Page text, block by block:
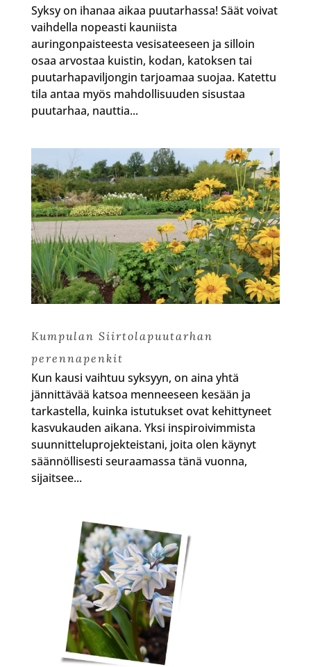
Syksy on ihanaa aikaa puutarhassa! Säät voivat
vaihdella nopeasti kauniista
auringonpaisteesta vesisateeseen ja silloin
osaa arvostaa kuistin, kodan, katoksen tai
puutarhapaviljongin tarjoamaa suojaa. Katettu
tila antaa myös mahdollisuuden sisustaa
puutarhaa, nauttia...
Kumpulan Siirtolapuutarhan
perennapenkit
Kun kausi vaihtuu syksyyn, on aina yhtä
jännittävää katsoa menneeseen kesään ja
tarkastella, kuinka istutukset ovat kehittyneet
kasvukauden aikana. Yksi inspiroivimmista
suunnitteluprojekteistani, joita olen käynyt
säännöllisesti seuraamassa tänä vuonna,
sijaitsee...